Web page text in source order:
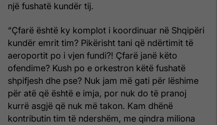
një fushatë kundër tij.
“Çfarë është ky komplot i koordinuar në Shqipëri
kundër emrit tim? Pikërisht tani që ndërtimit të
aeroportit po i vjen fundi?! Çfarë janë këto
ofendime? Kush po e orkestron këtë fushatë
shpifjesh dhe pse? Nuk jam më gati për lëshime
për atë që është e imja, por nuk do të pranoj
kurrë asgjë që nuk më takon. Kam dhënë
kontributin tim të ndershëm, me qindra miliona